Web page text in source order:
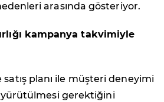
arasında gösteriyor.
kampanya takvimiyle
planı ile müşteri deneyimi
yürütülmesi gerektiğini